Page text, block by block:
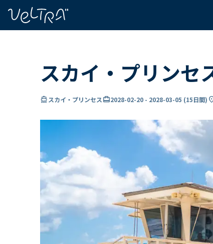
スカイ・プリンセ
directions_boat スカイ・プリンセスcard_travel2028-02-20 - 2028-03-05 (15日間)